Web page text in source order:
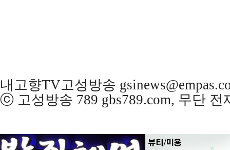
내고향TV고성방송
ⓒ 고성방송 789 gbs789.com, 무단 전